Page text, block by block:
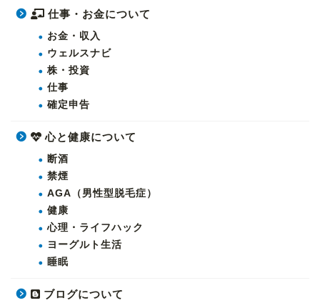
仕事・お金について
お金・収入
ウェルスナビ
株・投資
仕事
確定申告
心と健康について
断酒
禁煙
AGA（男性型脱毛症）
健康
心理・ライフハック
ヨーグルト生活
睡眠
ブログについて